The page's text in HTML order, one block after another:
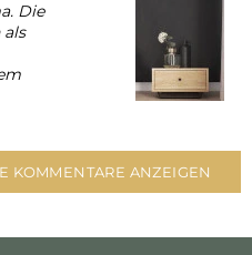
Die
als
KOMMENTARE ANZEIGEN